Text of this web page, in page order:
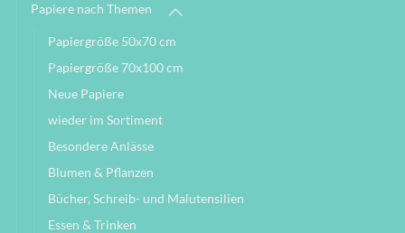
Papiere nach Themen
Papiergröße 50x70 cm
Papiergröße 70x100 cm
Neue Papiere
wieder im Sortiment
Besondere Anlässe
Blumen & Pflanzen
Bücher, Schreib- und Malutensilien
Essen & Trinken